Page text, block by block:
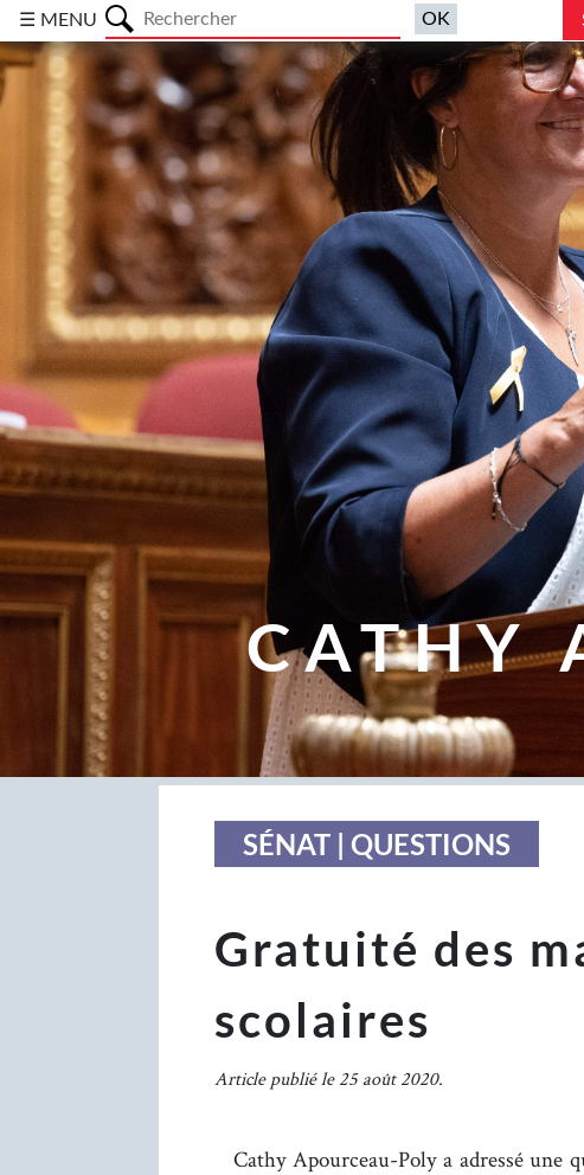
☰ MENU
CATHY
SÉNAT | QUESTIONS
Gratuité des
scolaires
Article publié le 25 août 2020.
Cathy Apourceau-Poly a adressé une